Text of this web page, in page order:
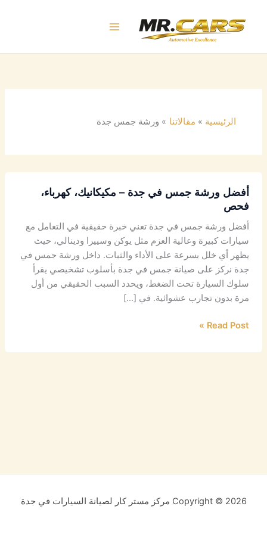
المحتوى
الرئيسية مقالاتنا ورشة جمس جدة
أفضل ورشة جمس في جدة – مكيكانيك، كهرباء،
فحص
أفضل ورشة جمس في جدة تعني خبرة حقيقية في التعامل مع
سيارات كبيرة وعالية العزم مثل يوكن وسييرا ودينالي، حيث
يظهر أي خلل بسرعة على الأداء والثبات. داخل ورشة جمس في
جدة نركز على صيانة جمس في جدة بأسلوب تشخيصي يقرأ
سلوك السيارة تحت الضغط، ويحدد السبب الحقيقي من أول
مرة بدون تجارب عشوائية. في […]
Read Post »
Copyright © 2026 مركز مستر كار لصيانة السيارات في جدة